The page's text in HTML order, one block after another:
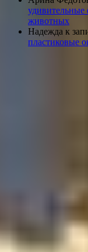
животных
Надежда к
пластиковые